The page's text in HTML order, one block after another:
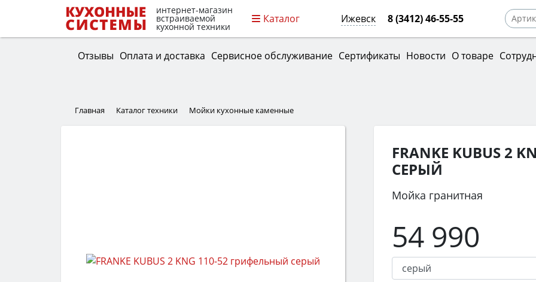
интернет-магазин
встраиваемой
кухонной техники
Каталог Ижевск 8 (3412) 46-55-55
Отзывы Оплата и доставка Сервисное обслуживание Сертификаты Новости О товаре
Главная Каталог техники Мойки кухонные каменные
FRANKE KUBUS 2
СЕРЫЙ
Мойка гранитная
54 990